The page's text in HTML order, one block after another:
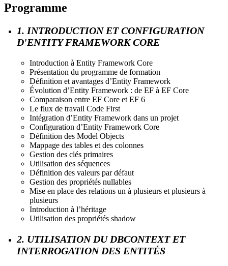
Programme
1. INTRODUCTION ET CONFIGURATION
D'ENTITY FRAMEWORK CORE
Introduction à Entity Framework Core
Présentation du programme de formation
Définition et avantages d’Entity Framework
Évolution d’Entity Framework : de EF à EF Core
Comparaison entre EF Core et EF 6
Le flux de travail Code First
Intégration d’Entity Framework dans un projet
Configuration d’Entity Framework Core
Définition des Model Objects
Mappage des tables et des colonnes
Gestion des clés primaires
Utilisation des séquences
Définition des valeurs par défaut
Gestion des propriétés nullables
Mise en place des relations un à plusieurs et plusieurs à
plusieurs
Introduction à l’héritage
Utilisation des propriétés shadow
2. UTILISATION DU DBCONTEXT ET
INTERROGATION DES ENTITÉS